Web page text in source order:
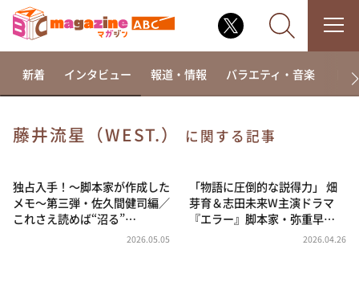
相席食堂
これ余談なんですけど・・・
～人生密着トークバラエティ！～ やすとものいたっ
新着 インタビュー 報道・情報 バラエティ・音楽 ド
藤井流星（WEST.） に関する記事
独占入手！～脚本家が作成した
メモ～第三弾・佐久間健司編／
これさえ読めば“沼る”…
2026.05.05
「物語に圧倒的な説得力」 畑
芽育＆志田未来W主演ドラマ
『エラー』脚本家・弥重早…
2026.04.26